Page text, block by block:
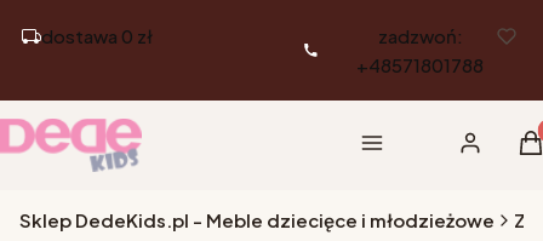
dostawa 0 zł
zadzwoń:
+48571801788
Menu Zaloguj się
Sklep DedeKids.pl - Meble dziecięce i młodzieżowe